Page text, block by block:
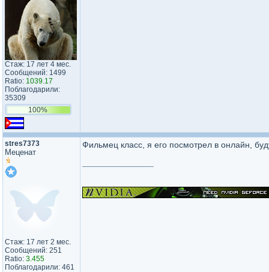
Стаж: 17 лет 4 мес.
Сообщений: 1499
Ratio: 1039.17
Поблагодарили:
35309
100%
stres7373
Меценат
Стаж: 17 лет 2 мес.
Сообщений: 251
Ratio: 3.455
Поблагодарили: 461
Фильмец класс, я его посмотрел в онлайн,